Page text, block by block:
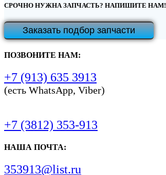
СРОЧНО НУЖНА ЗАПЧАСТЬ? НАПИШИТЕ НАМ!
Заказать подбор запчасти
ПОЗВОНИТЕ НАМ:
+7 (913) 635 3913
(есть WhatsApp, Viber)
+7 (3812) 353-913
НАША ПОЧТА:
353913@list.ru